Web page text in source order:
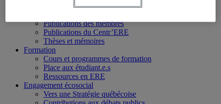
Publications des membres
Publications du Centr’ERE
Thèses et mémoires
Formation
Cours et programmes de formation
Place aux étudiant.e.s
Ressources en ERE
Engagement écosocial
Vers une Stratégie québécoise